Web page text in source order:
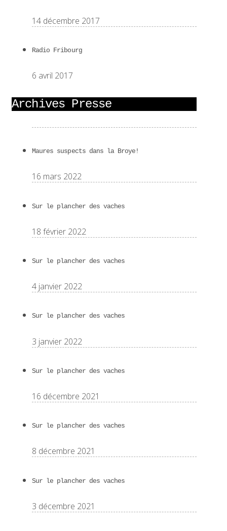
14 décembre 2017
Radio Fribourg
6 avril 2017
Archives Presse
Maures suspects dans la Broye!
16 mars 2022
Sur le plancher des vaches
18 février 2022
Sur le plancher des vaches
4 janvier 2022
Sur le plancher des vaches
3 janvier 2022
Sur le plancher des vaches
16 décembre 2021
Sur le plancher des vaches
8 décembre 2021
Sur le plancher des vaches
3 décembre 2021